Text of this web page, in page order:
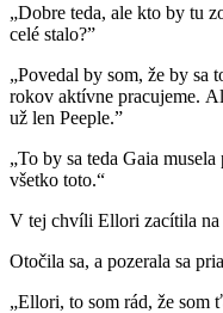
„Dobre teda, ale kto by tu
celé stalo?”
„Povedal by som, že by sa
rokov aktívne pracujeme.
už len Peeple.”
„To by sa teda Gaia
všetko toto.“
V tej chvíli Ellori zacítila na
Otočila sa, a pozerala sa
„Ellori, to som rád, že som